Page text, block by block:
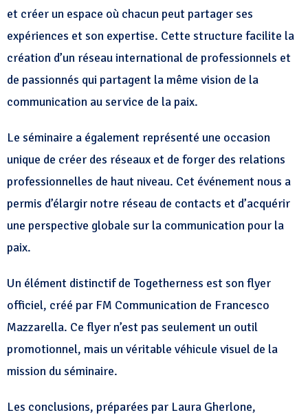
et créer un espace où chacun peut partager ses
expériences et son expertise. Cette structure facilite la
création d’un réseau international de professionnels et
de passionnés qui partagent la même vision de la
communication au service de la paix.
Le séminaire a également représenté une occasion
unique de créer des réseaux et de forger des relations
professionnelles de haut niveau. Cet événement nous a
permis d’élargir notre réseau de contacts et d’acquérir
une perspective globale sur la communication pour la
paix.
Un élément distinctif de Togetherness est son flyer
officiel, créé par FM Communication de Francesco
Mazzarella. Ce flyer n’est pas seulement un outil
promotionnel, mais un véritable véhicule visuel de la
mission du séminaire.
Les conclusions, préparées par Laura Gherlone,